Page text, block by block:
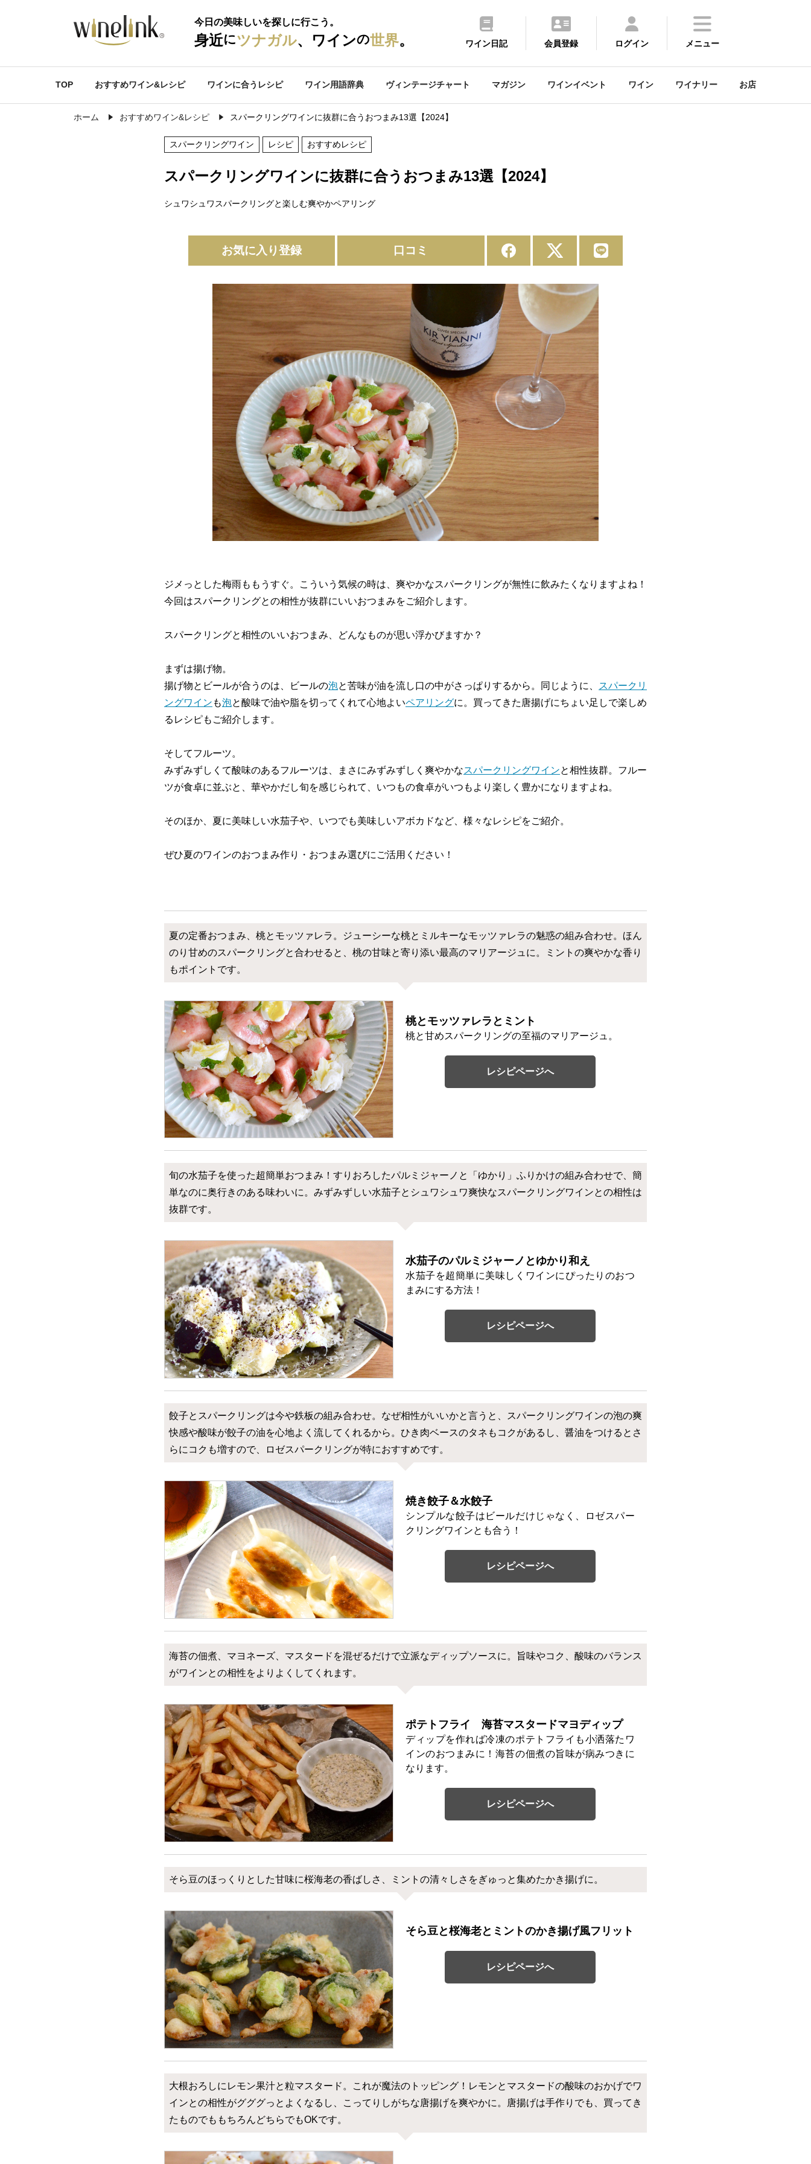
今日の美味しいを探しに行こう。
身近にツナガル、ワインの世界。 ワイン日記 会員登録 ログイン メニュー
TOP おすすめワイン&レシピ ワインに合うレシピ ワイン用語辞典 ヴィンテージチャート マガジン ワインイベント ワイン ワイナリー お店
ホーム おすすめワイン&レシピ スパークリングワインに抜群に合うおつまみ13選【2024】
スパークリングワイン レシピ おすすめレシピ
スパークリングワインに抜群に合うおつまみ13選【2024】
シュワシュワスパークリングと楽しむ爽やかペアリング
お気に入り登録 口コミ
ジメっとした梅雨ももうすぐ。こういう気候の時は、爽やかなスパークリングが無性に飲みたくなりますよね！
今回はスパークリングとの相性が抜群にいいおつまみをご紹介します。
スパークリングと相性のいいおつまみ、どんなものが思い浮かびますか？
まずは揚げ物。
揚げ物とビールが合うのは、ビールの泡と苦味が油を流し口の中がさっぱりするから。同じように、
スパークリ
ングワイン も泡と酸味で油や脂を切ってくれて心地よいペアリングに。買ってきた唐揚げにちょい足しで楽しめ
るレシピもご紹介します。
そしてフルーツ。
みずみずしくて酸味のあるフルーツは、まさにみずみずしく爽やかなスパークリングワインと相性抜群。フルー
ツが食卓に並ぶと、華やかだし旬を感じられて、いつもの食卓がいつもより楽しく豊かになりますよね。
そのほか、夏に美味しい水茄子や、いつでも美味しいアボカドなど、様々なレシピをご紹介。
ぜひ夏のワインのおつまみ作り・おつまみ選びにご活用ください！
夏の定番おつまみ、桃とモッツァレラ。ジューシーな桃とミルキーなモッツァレラの魅惑の組み合わせ。ほん
のり甘めのスパークリングと合わせると、桃の甘味と寄り添い最高のマリアージュに。ミントの爽やかな香り
もポイントです。
桃とモッツァレラとミント
桃と甘めスパークリングの至福のマリアージュ。
レシピページへ
旬の水茄子を使った超簡単おつまみ！すりおろしたパルミジャーノと「ゆかり」ふりかけの組み合わせで、簡
単なのに奥行きのある味わいに。みずみずしい水茄子とシュワシュワ爽快なスパークリングワインとの相性は
抜群です。
水茄子のパルミジャーノとゆかり和え
水茄子を超簡単に美味しくワインにぴったりのおつ
まみにする方法！
レシピページへ
餃子とスパークリングは今や鉄板の組み合わせ。なぜ相性がいいかと言うと、スパークリングワインの泡の爽
快感や酸味が餃子の油を心地よく流してくれるから。ひき肉ベースのタネもコクがあるし、醤油をつけるとさ
らにコクも増すので、ロゼスパークリングが特におすすめです。
焼き餃子＆水餃子
シンプルな餃子はビールだけじゃなく、ロゼスパー
クリングワインとも合う！
レシピページへ
海苔の佃煮、マヨネーズ、マスタードを混ぜるだけで立派なディップソースに。旨味やコク、酸味のバランス
がワインとの相性をよりよくしてくれます。
ポテトフライ 海苔マスタードマヨディップ
ディップを作れば冷凍のポテトフライも小洒落たワ
インのおつまみに！海苔の佃煮の旨味が病みつきに
なります。
レシピページへ
そら豆のほっくりとした甘味に桜海老の香ばしさ、ミントの清々しさをぎゅっと集めたかき揚げに。
そら豆と桜海老とミントのかき揚げ風フリット
レシピページへ
大根おろしにレモン果汁と粒マスタード。これが魔法のトッピング！レモンとマスタードの酸味のおかげでワ
インとの相性がグググっとよくなるし、こってりしがちな唐揚げを爽やかに。唐揚げは手作りでも、買ってき
たものでももちろんどちらでもOKです。